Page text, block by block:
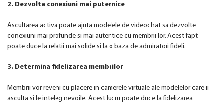
2. Dezvolta conexiuni mai puternice
Ascultarea activa poate ajuta modelele de videochat sa dezvolte
conexiuni mai profunde si mai autentice cu membrii lor. Acest fapt
poate duce la relatii mai solide si la o baza de admiratori fideli.
3. Determina fidelizarea membrilor
Membrii vor reveni cu placere in camerele virtuale ale modelelor care ii
asculta si le inteleg nevoile. Acest lucru poate duce la fidelizarea